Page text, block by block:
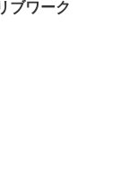
ブワーク